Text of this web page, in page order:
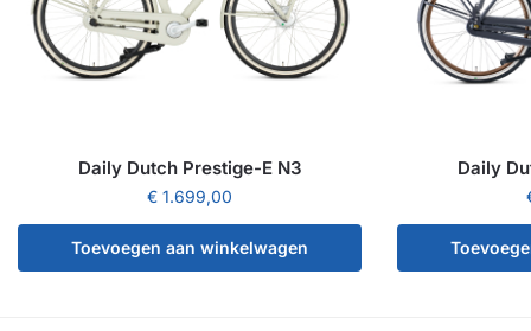
Daily Dutch Prestige-E N3
€ 1.699,00
Toevoegen aan winkelwagen
Daily